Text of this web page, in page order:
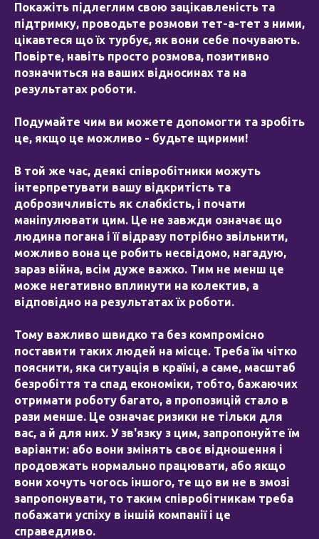
Покажіть підлеглим свою зацікавленість та
підтримку, проводьте розмови тет-а-тет з ними,
цікавтеся що їх турбує, як вони себе почувають.
Повірте, навіть просто розмова, позитивно
позначиться на ваших відносинах та на
результатах роботи.
Подумайте чим ви можете допомогти та зробіть
це, якщо це можливо - будьте щирими!
В той же час, деякі співробітники можуть
інтерпретувати вашу відкритість та
доброзичливість як слабкість, і почати
маніпулювати цим. Це не завжди означає що
людина погана і її відразу потрібно звільнити,
можливо вона це робить несвідомо, нагадую,
зараз війна, всім дуже важко. Тим не менш це
може негативно вплинути на колектив, а
відповідно на результатах їх роботи.
Тому важливо швидко та без компромісно
поставити таких людей на місце. Треба їм чітко
пояснити, яка ситуація в країні, а саме, масштаб
безробіття та спад економіки, тобто, бажаючих
отримати роботу багато, а пропозицій стало в
рази менше. Це означає ризики не тільки для
вас, а й для них. У зв'язку з цим, запропонуйте їм
варіанти: або вони змінять своє відношення і
продовжать нормально працювати, або якщо
вони хочуть чогось іншого, те що ви не в змозі
запропонувати, то таким співробітникам треба
побажати успіху в іншій компанії і це
справедливо.